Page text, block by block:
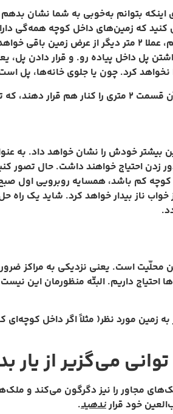
اینکه بتوانم به‌خوبی به شما
اختصاص دهیم تا اتومبیل‌ها را داخل پارکینگ
پل داخل پیاده رو. و قرار دادن
چون یا جلوی خانه‌ها، پل است و یا یک فضای
پارک داشته باشد.
خودش را نشان خواهد داد. به
زدن احتیاج خواهند داشت. حال تصور
کم باشد، همسایه روبرویی اول
از خواب ناز بیدار خواهد کرد. شاید
است. یعنی نزدیکی به مراکز
احتیاج داریم. البتّه منظورمان
به زمین مورد نظر( مثلاً اگر داخل
می‌گزیر از یار
مجاور را نیز دگرگون می‌کند و
خود قرارندهید.